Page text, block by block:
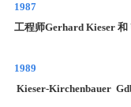
1987
工程师Gerhard Kieser 和
1989
Kieser-Kirchenbauer